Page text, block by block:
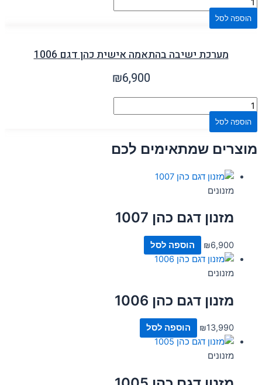
הוספה לסל
מערכת ישיבה בהתאמה אישית כהן דגם 1006
₪6,900
הוספה לסל
מוצרים שמתאימים לכם
מזנונים
מזנון דגם כהן 1007
₪6,900 הוספה לסל
מזנונים
מזנון דגם כהן 1006
₪13,990 הוספה לסל
מזנונים